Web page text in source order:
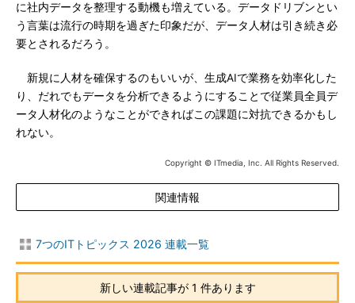
に社内データを整理する動機も増えている。データドリブンとい
う言葉は流行の時期を過ぎた印象だが、データ人材は引き続き必
要とされるだろう。
新規に人材を確保するのもいいが、生成AIで業務を効率化した
り、だれでもデータを分析できるようにすることで従業員全員デ
ータ人材化のようなことができればこの課題に対抗できるかもし
れない。
Copyright © ITmedia, Inc. All Rights Reserved.
関連情報
7つのITトピックス 2026 連載一覧
新しい連載記事が 1 件あります